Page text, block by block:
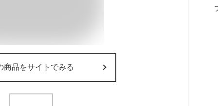
商品をサイトでみる